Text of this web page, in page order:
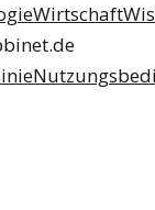
Wirtschaft